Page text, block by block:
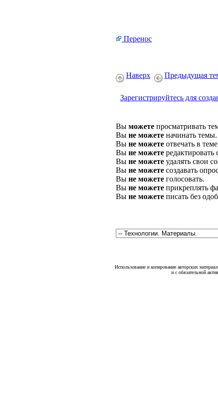
Перенос
Наверх Предыдущая
Зарегистрируйтесь для
Вы можете просматривать
Вы не можете начинать темы.
Вы не можете отвечать в
Вы не можете
Вы не можете удалять свои
Вы не можете создавать
Вы не можете голосовать.
Вы не можете прикреплять
Вы не можете писать без
Использование и копирование авторских
и с обязательной